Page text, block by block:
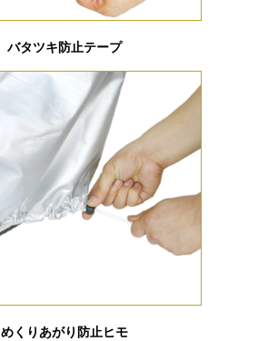
バタツキ防止テープ
めくりあがり防止ヒモ